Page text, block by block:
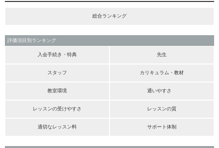
総合ランキング
評価項目別ランキング
入会手続き・特典 先生
スタッフ カリキュラム・教材
教室環境 通いやすさ
レッスンの受けやすさ レッスンの質
適切なレッスン料 サポート体制